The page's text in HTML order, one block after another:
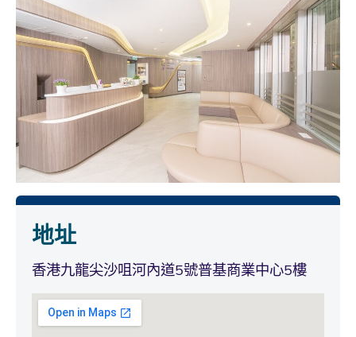
地址
香港九龍尖沙咀河內道5號普基商業中心5樓